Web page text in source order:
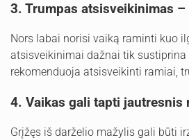
3. Trumpas atsisveikinimas
Nors labai norisi vaiką raminti kuo
atsisveikinimai dažnai tik sustiprina
rekomenduoja atsisveikinti ramiai,
4. Vaikas gali tapti jautresnis
Grįžęs iš darželio mažylis gali būti